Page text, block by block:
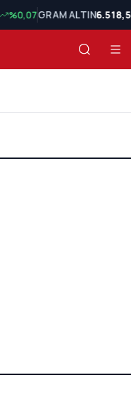
%0,07GRAM ALTIN